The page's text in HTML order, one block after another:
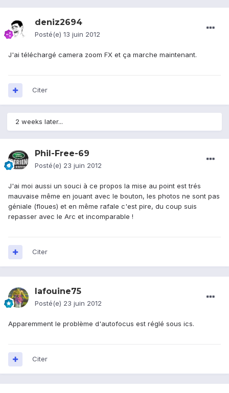
deniz2694
Posté(e) 13 juin 2012
J'ai téléchargé camera zoom FX et ça marche maintenant.
Citer
2 weeks later...
Phil-Free-69
Posté(e) 23 juin 2012
J'ai moi aussi un souci à ce propos la mise au point est trés
mauvaise même en jouant avec le bouton, les photos ne sont pas
géniale (floues) et en même rafale c'est pire, du coup suis
repasser avec le Arc et incomparable !
Citer
lafouine75
Posté(e) 23 juin 2012
Apparemment le problème d'autofocus est réglé sous ics.
Citer